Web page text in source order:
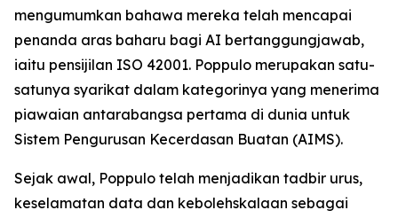
mengumumkan bahawa mereka telah mencapai
penanda aras baharu bagi AI bertanggungjawab,
iaitu pensijilan ISO 42001. Poppulo merupakan satu-
satunya syarikat dalam kategorinya yang menerima
piawaian antarabangsa pertama di dunia untuk
Sistem Pengurusan Kecerdasan Buatan (AIMS).
Sejak awal, Poppulo telah menjadikan tadbir urus,
keselamatan data dan kebolehskalaan sebagai